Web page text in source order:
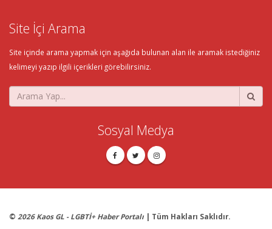
Site İçi Arama
Site içinde arama yapmak için aşağıda bulunan alan ile aramak istediğiniz
kelimeyi yazıp ilgili içerikleri görebilirsiniz.
Sosyal Medya
© 2026 Kaos GL - LGBTİ+ Haber Portalı | Tüm Hakları Saklıdır.